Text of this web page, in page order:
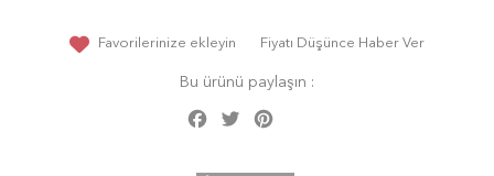
Favorilerinize ekleyin Fiyatı Düşünce Haber Ver
Bu ürünü paylaşın :
Facebook
Twitter